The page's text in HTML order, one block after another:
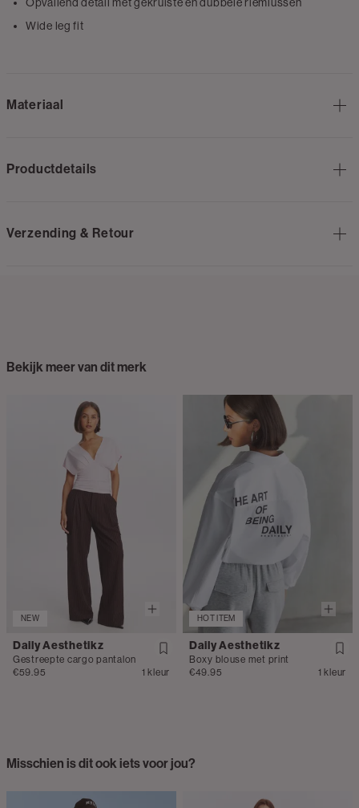
Wide leg fit
Materiaal
Productdetails
Verzending & Retour
Bekijk meer van dit merk
NEW
Daily Aesthetikz
Gestreepte cargo pantalon
€59.95
1 kleur
HOT ITEM
Daily Aesthetikz
Boxy blouse met print
€49.95
1 kleur
Misschien is dit ook iets voor jou?